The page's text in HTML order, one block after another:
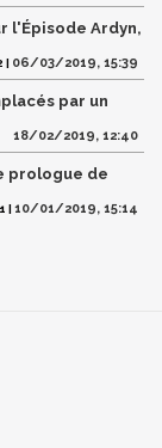
l'Épisode Ardyn,
| 06/03/2019, 15:39
par un
18/02/2019, 12:40
prologue de
1 |10/01/2019, 15:14